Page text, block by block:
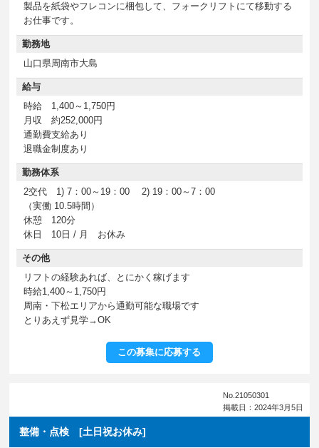
製品を紙袋やフレコンに梱包して、フォークリフトにて移動する
お仕事です。
勤務地
山口県周南市大島
給与
時給 1,400～1,750円
月収 約252,000円
通勤費支給あり
退職金制度あり
勤務体系
2交代 1) 7：00～19：00 2) 19：00～7：00
（実働 10.5時間）
休憩 120分
休日 10日 / 月 お休み
その他
リフトの経験あれば、とにかく稼げます
時給1,400～1,750円
周南・下松エリアから通勤可能な職場です
とりあえず見学→OK
この募集に応募する
No.21050301
掲載日：2024年3月5日
整備・点検 [土日祝お休み]